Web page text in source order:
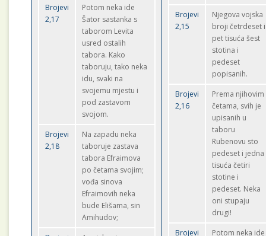
Brojevi
2,17
Potom neka ide
Šator sastanka s
taborom Levita
usred ostalih
tabora. Kako
taboruju, tako neka
idu, svaki na
svojemu mjestu i
pod zastavom
svojom.
Brojevi
2,18
Na zapadu neka
taboruje zastava
tabora Efraimova
po četama svojim;
vođa sinova
Efraimovih neka
bude Elišama, sin
Amihudov;
Brojevi
2,15
Njegova vojska
broji četrdeset i
pet tisuća šest
stotina i
pedeset
popisanih.
Brojevi
2,16
Prema njihovim
četama, svih je
upisanih u
taboru
Rubenovu sto
pedeset i jedna
tisuća četiri
stotine i
pedeset. Neka
oni stupaju
drugi!
Brojevi
Potom neka ide